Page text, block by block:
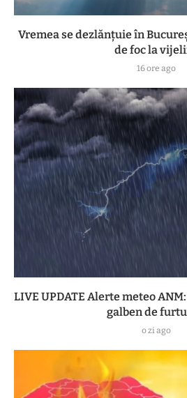
Vremea se dezlănțuie în
de foc la
16 ore ago
LIVE UPDATE Alerte meteo
galben de
o zi ago